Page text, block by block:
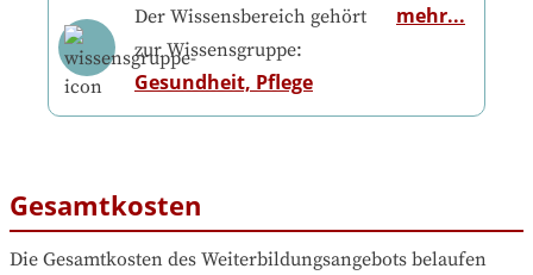
Der Wissensbereich gehört
zur Wissensgruppe:
Gesundheit, Pflege
mehr...
Gesamtkosten
Die Gesamtkosten des Weiterbildungsangebots belaufen